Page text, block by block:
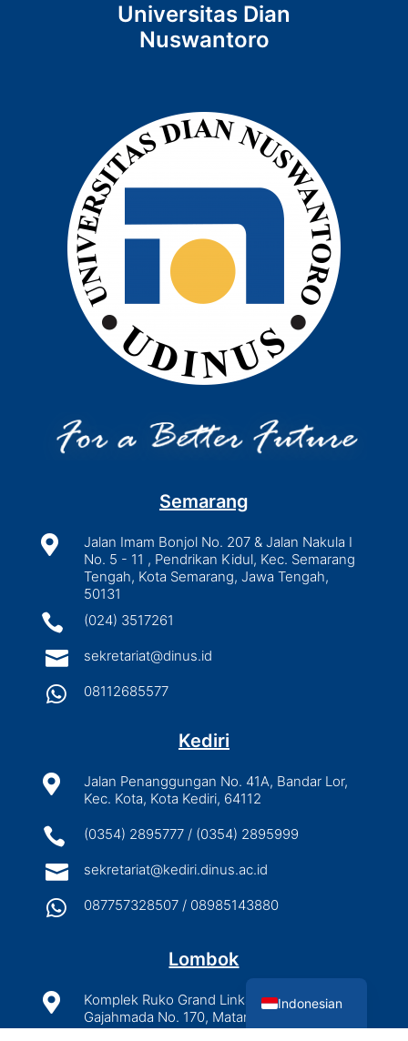
Universitas Dian
Nuswantoro
Semarang

Jalan Imam Bonjol No. 207 & Jalan Nakula I
No. 5 - 11 , Pendrikan Kidul, Kec. Semarang
Tengah, Kota Semarang, Jawa Tengah,
50131
 (024) 3517261
 sekretariat@dinus.id
 08112685577
Kediri

Jalan Penanggungan No. 41A, Bandar Lor,
Kec. Kota, Kota Kediri, 64112
 (0354) 2895777 / (0354) 2895999
 sekretariat@kediri.dinus.ac.id
 087757328507 / 08985143880
Lombok

Komplek Ruko Grand Linkar 11-12, Jalan
Gajahmada No. 170, Mataram, NTB
Indonesian